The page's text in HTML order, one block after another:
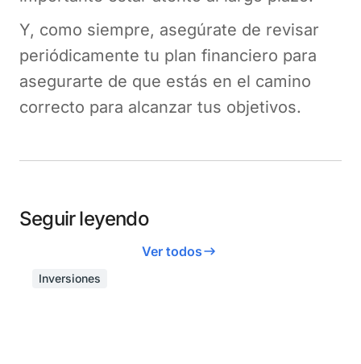
Y, como siempre, asegúrate de revisar
periódicamente tu plan financiero para
asegurarte de que estás en el camino
correcto para alcanzar tus objetivos.
Seguir leyendo
Ver todos
Inversiones